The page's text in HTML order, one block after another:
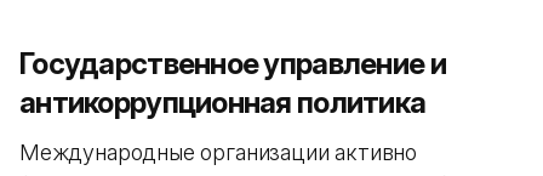
Государственное управление и
антикоррупционная политика
Международные организации активно